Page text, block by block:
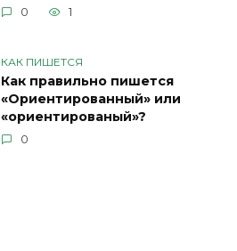
0 1
КАК ПИШЕТСЯ
Как правильно пишется
«Ориентированный» или
«ориентированый»?
0